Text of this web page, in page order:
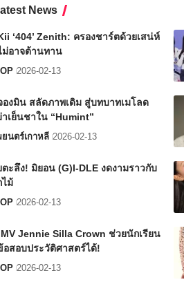
News
‘404’ Zenith: ครองชาร์ตด้วยเสน่ห์
ม่อาจต้านทาน
2026-02-13
องมิน สลัดภาพเดิม สู่บทบาทเมโลด
เย็นชาใน “Humint”
นตร์เกาหลี 2026-02-13
ตะลึง! มิยอน (G)I-DLE งดงามราวกับ
ไม้
2026-02-13
Jennie Silla Crown ช่วยนักเรียน
อสอบประวัติศาสตร์ได้!
2026-02-13